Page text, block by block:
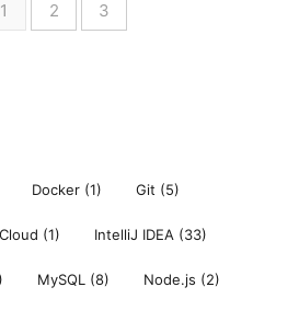
1 2 3
Docker (1) Git (5)
(1) IntelliJ IDEA (33)
MySQL (8) Node.js (2)